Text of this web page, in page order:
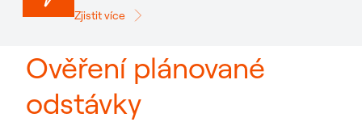
Ověření plánované
odstávky
Zjistit více